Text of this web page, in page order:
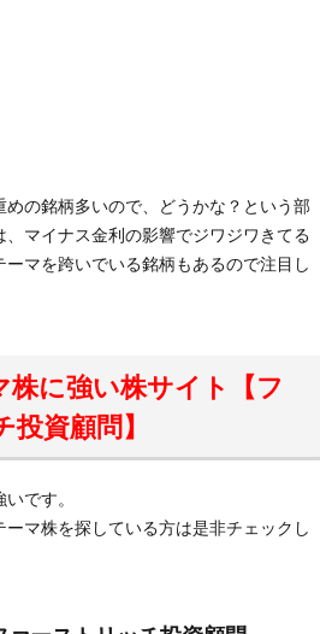
めの銘柄多いので、どうかな？という部
マイナス金利の影響でジワジワきてる
マを跨いでいる銘柄もあるので注目し
に強い株サイト【フ
資顧問】
です。
マ株を探している方は是非チェックし